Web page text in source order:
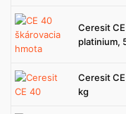
Ceresit
platinium,
Ceresit
kg